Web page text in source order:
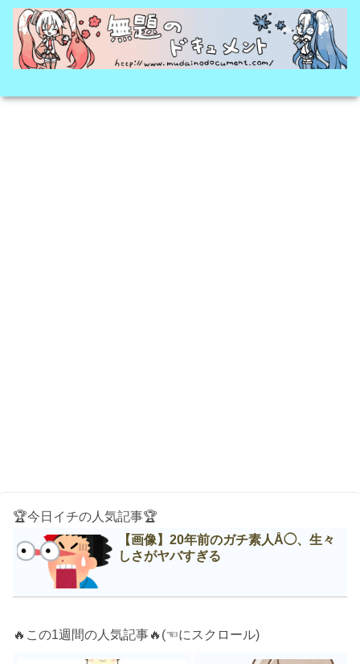
🏆今日イチの人気記事🏆
【画像】20年前のガチ素人Å◯、生々
しさがヤバすぎる
🔥この1週間の人気記事🔥(☜にスクロール)